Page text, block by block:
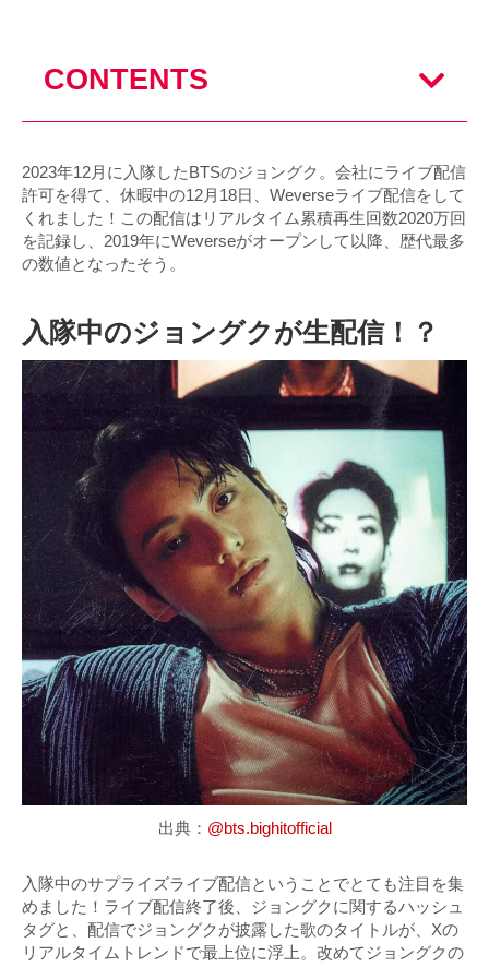
CONTENTS
2023年12月に入隊したBTSのジョングク。会社にライブ配信
許可を得て、休暇中の12月18日、Weverseライブ配信をして
くれました！この配信はリアルタイム累積再生回数2020万回
を記録し、2019年にWeverseがオープンして以降、歴代最多
の数値となったそう。
入隊中のジョングクが生配信！？
出典： @bts.bighitofficial
入隊中のサプライズライブ配信ということでとても注目を集
めました！ライブ配信終了後、ジョングクに関するハッシュ
タグと、配信でジョングクが披露した歌のタイトルが、Xの
リアルタイムトレンドで最上位に浮上。改めてジョングクの